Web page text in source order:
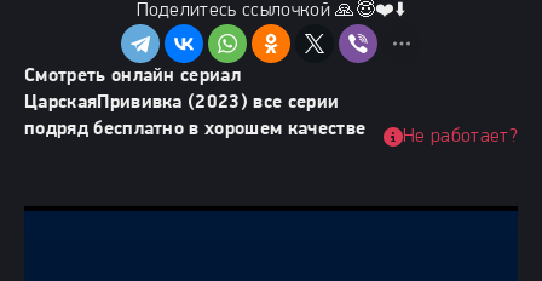
Поделитесь ссылочкой 🙏😇❤️⬇️
Смотреть онлайн сериал
ЦарскаяПрививка (2023) все серии
подряд бесплатно в хорошем качестве
Не работает?